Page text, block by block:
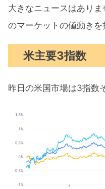
大きなニュースはあり
のマーケットの値動きを
米主要3指数
昨日の米国市場は3指数